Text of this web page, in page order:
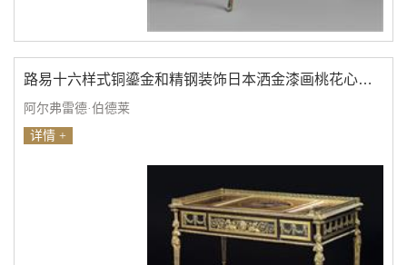
路易十六样式铜鎏金和精钢装饰日本洒金漆画桃花心木淑女写字桌
阿尔弗雷德·伯德莱
详情 +